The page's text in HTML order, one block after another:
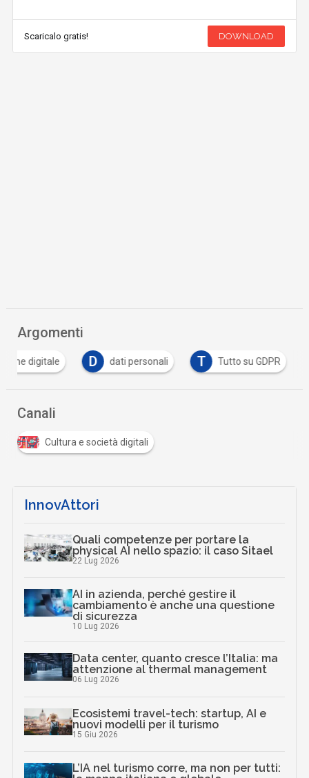
Scaricalo gratis! DOWNLOAD
Argomenti
digitale D dati personali T Tutto su GDPR
Canali
Cultura e società digitali
InnovAttori
Quali competenze per portare la
physical AI nello spazio: il caso Sitael
22 Lug 2026
AI in azienda, perché gestire il
cambiamento è anche una questione
di sicurezza
10 Lug 2026
Data center, quanto cresce l’Italia: ma
attenzione al thermal management
06 Lug 2026
Ecosistemi travel-tech: startup, AI e
nuovi modelli per il turismo
15 Giu 2026
L’IA nel turismo corre, ma non per tutti: